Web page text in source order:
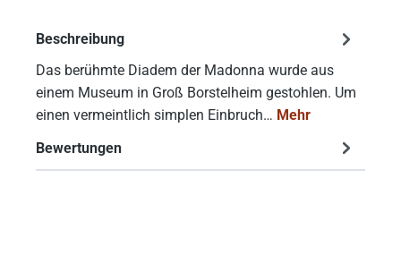
Beschreibung
Das berühmte Diadem der Madonna wurde aus
einem Museum in Groß Borstelheim gestohlen. Um
einen vermeintlich simplen Einbruch… Mehr
Bewertungen